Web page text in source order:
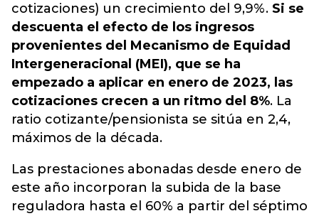
cotizaciones) un crecimiento del 9,9%. Si se
descuenta el efecto de los ingresos
provenientes del Mecanismo de Equidad
Intergeneracional (MEI), que se ha
empezado a aplicar en enero de 2023, las
cotizaciones crecen a un ritmo del 8%. La
ratio cotizante/pensionista se sitúa en 2,4,
máximos de la década.
Las prestaciones abonadas desde enero de
este año incorporan la subida de la base
reguladora hasta el 60% a partir del séptimo